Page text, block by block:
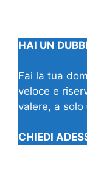
HAI UN
Fai la tua
veloce e
valere, a solo
CHIEDI